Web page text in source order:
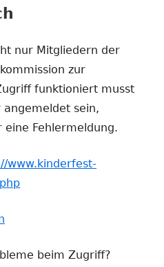
nur Mitgliedern der
zur
funktioniert musst
sein,
Fehlermeldung.
www.kinderfest-
beim Zugriff?